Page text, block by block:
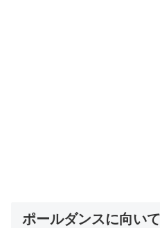
ポールダンスに向い